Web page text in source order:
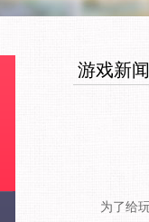
游戏新闻
为了给